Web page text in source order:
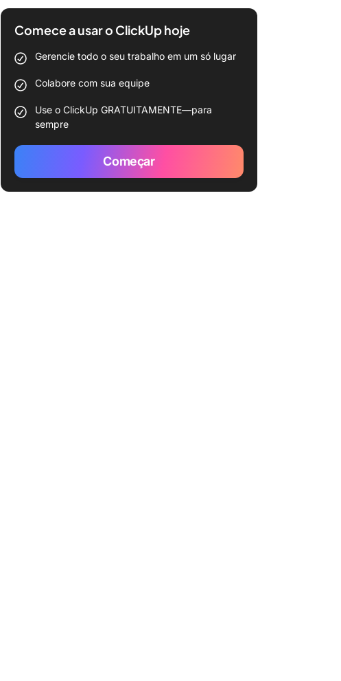
Comece a usar o ClickUp hoje
Gerencie todo o seu trabalho em um só lugar
Colabore com sua equipe
Use o ClickUp GRATUITAMENTE—para
sempre
Começar